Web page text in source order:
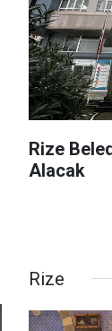
Rize
Alacak
Rize